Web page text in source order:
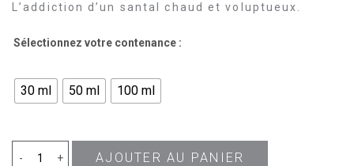
L’addiction d’un santal chaud et voluptueux.
Sélectionnez votre contenance :
30 ml 50 ml 100 ml
+
- quantité AJOUTER AU PANIER